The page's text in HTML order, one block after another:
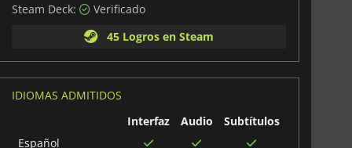
Steam Deck:
Verificado
45 Logros en Steam
IDIOMAS ADMITIDOS
Interfaz
Audio
Subtítulos
Español